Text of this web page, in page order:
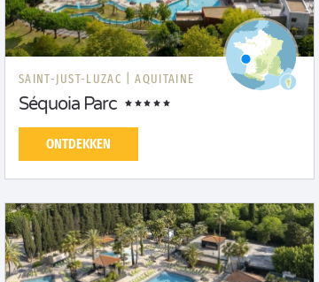
SAINT-JUST-LUZAC | AQUITAINE
Séquoia Parc
ONTDEKKEN